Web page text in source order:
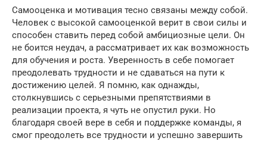
Самооценка и мотивация тесно связаны между собой.
Человек с высокой самооценкой верит в свои силы и
способен ставить перед собой амбициозные цели. Он
не боится неудач, а рассматривает их как возможность
для обучения и роста. Уверенность в себе помогает
преодолевать трудности и не сдаваться на пути к
достижению целей. Я помню, как однажды,
столкнувшись с серьезными препятствиями в
реализации проекта, я чуть не опустил руки. Но
благодаря своей вере в себя и поддержке команды, я
смог преодолеть все трудности и успешно завершить